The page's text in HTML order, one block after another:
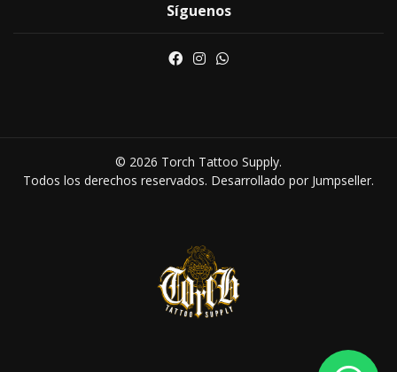
Síguenos
© 2026 Torch Tattoo Supply.
Todos los derechos reservados. Desarrollado por Jumpseller.